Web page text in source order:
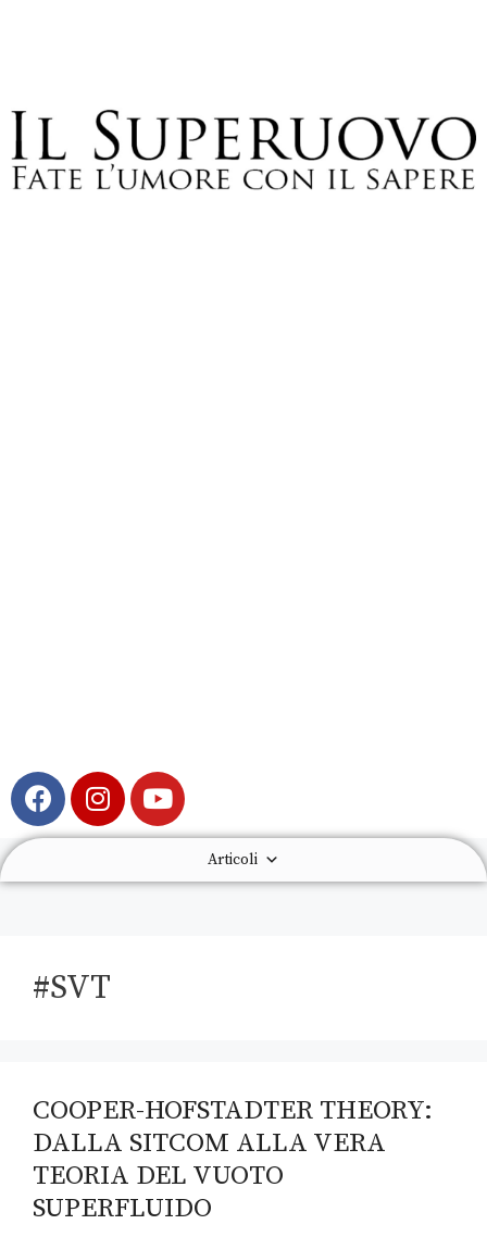
Articoli
#SVT
COOPER-HOFSTADTER THEORY:
DALLA SITCOM ALLA VERA
TEORIA DEL VUOTO
SUPERFLUIDO